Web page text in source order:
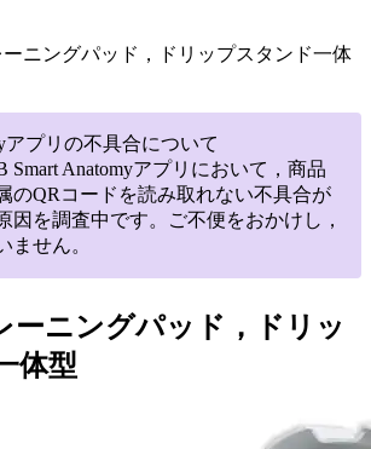
ニングパッド，ドリップスタンド一体
アプリの不具合について
Smart Anatomyアプリにおいて，商品
のQRコードを読み取れない不具合が
因を調査中です。ご不便をおかけし，
ません。
ーニングパッド，ドリッ
体型